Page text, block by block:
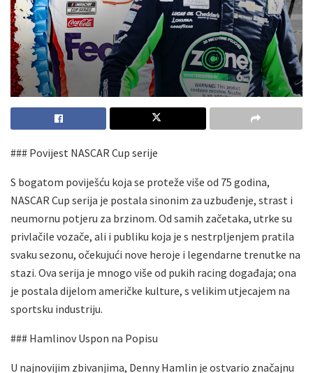
### Povijest NASCAR Cup serije
S bogatom poviješću koja se proteže više od 75 godina,
NASCAR Cup serija je postala sinonim za uzbuđenje, strast i
neumornu potjeru za brzinom. Od samih začetaka, utrke su
privlačile vozače, ali i publiku koja je s nestrpljenjem pratila
svaku sezonu, očekujući nove heroje i legendarne trenutke na
stazi. Ova serija je mnogo više od pukih racing događaja; ona
je postala dijelom američke kulture, s velikim utjecajem na
sportsku industriju.
### Hamlinov Uspon na Popisu
U najnovijim zbivanjima, Denny Hamlin je ostvario značajnu